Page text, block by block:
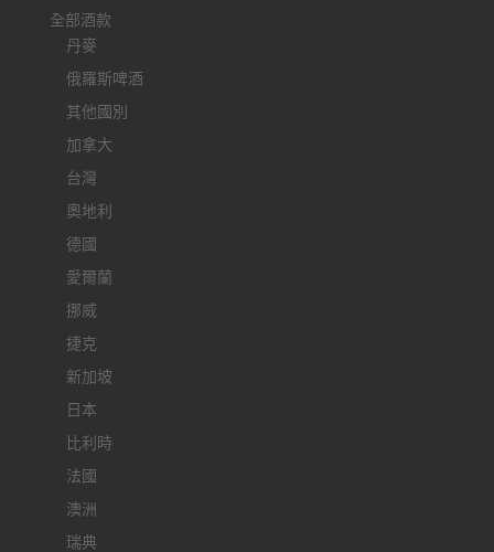
全部酒款
丹麥
俄羅斯啤酒
其他國別
加拿大
台灣
奧地利
德國
愛爾蘭
挪威
捷克
新加坡
日本
比利時
法國
澳洲
瑞典